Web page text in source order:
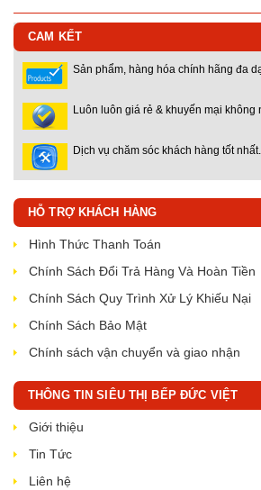
CAM KẾT
Sản phẩm, hàng hóa chính hãng đa
Luôn luôn giá rẻ & khuyến mại không
Dịch vụ chăm sóc khách hàng tốt nhất.
HỖ TRỢ KHÁCH HÀNG
Hình Thức Thanh Toán
Chính Sách Đổi Trả Hàng Và Hoàn Tiền
Chính Sách Quy Trình Xử Lý Khiếu Nại
Chính Sách Bảo Mật
Chính sách vận chuyển và giao nhận
THÔNG TIN SIÊU THỊ BẾP ĐỨC VIỆT
Giới thiệu
Tin Tức
Liên hệ